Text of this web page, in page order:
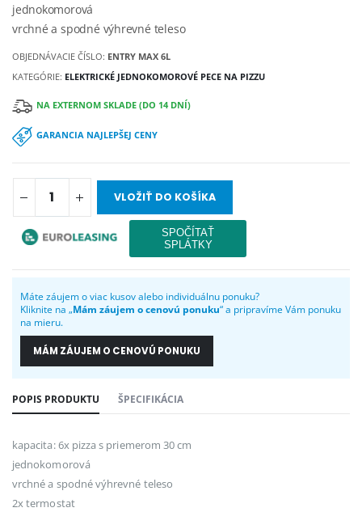
jednokomorová
vrchné a spodné výhrevné teleso
OBJEDNÁVACIE ČÍSLO: ENTRY MAX 6L
KATEGÓRIE: ELEKTRICKÉ JEDNOKOMOROVÉ PECE NA PIZZU
NA EXTERNOM SKLADE (DO 14 DNÍ)
GARANCIA NAJLEPŠEJ CENY
VLOŽIŤ DO KOŠÍKA
Máte záujem o viac kusov alebo individuálnu ponuku?
Kliknite na „Mám záujem o cenovú ponuku“ a pripravíme Vám ponuku
na mieru.
MÁM ZÁUJEM O CENOVÚ PONUKU
POPIS PRODUKTU ŠPECIFIKÁCIA
kapacita: 6x pizza s priemerom 30 cm
jednokomorová
vrchné a spodné výhrevné teleso
2x termostat